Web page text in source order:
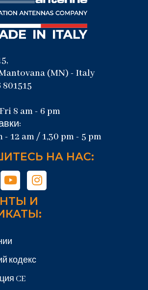
(MN) - Italy
801515
8 am - 6 pm
- 12 am / 1,30 pm - 5 pm
НА НАС:
И
кодекс
CE